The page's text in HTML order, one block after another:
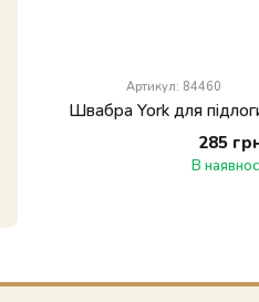
Артикул: 84460
Швабра York для
285
В